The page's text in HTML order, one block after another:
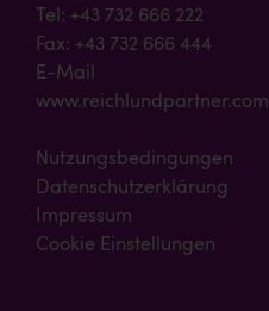
Tel: +43 732 666 222
Fax: +43 732 666 444
E-Mail
www.reichlundpartner.com
Nutzungsbedingungen
Datenschutzerklärung
Impressum
Cookie Einstellungen